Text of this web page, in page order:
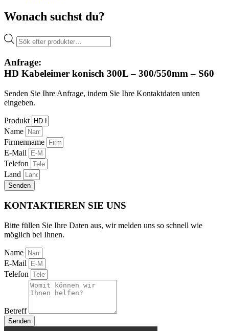
Wonach suchst du?
Products
search
Anfrage:
HD Kabeleimer konisch 300L – 300/550mm – S60
Senden Sie Ihre Anfrage, indem Sie Ihre Kontaktdaten unten
eingeben.
Produkt
Name
Firmenname
E-Mail
Telefon
Land
Senden
KONTAKTIEREN SIE UNS
Bitte füllen Sie Ihre Daten aus, wir melden uns so schnell wie
möglich bei Ihnen.
Name
E-Mail
Telefon
Betreff
Senden